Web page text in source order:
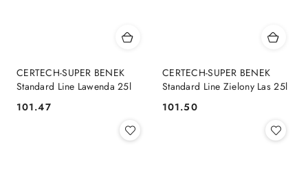
CERTECH-SUPER BENEK
Standard Line Lawenda 25l
Cena:
101.47
CERTECH-SUPER BENEK
Standard Line Zielony Las 25l
Cena:
101.50